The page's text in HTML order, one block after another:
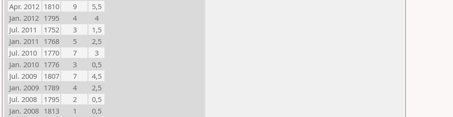
Apr. 2012 1810 9
5,5
Jan. 2012 1795 4
4
Jul. 2011
1752 3
1,5
Jan. 2011
1768 5
2,5
Jul. 2010
1770 7
3
Jan. 2010 1776 3
0,5
Jul. 2009
1807 7
4,5
Jan. 2009 1789 4
2,5
Jul. 2008
1795 2
0,5
Jan. 2008 1813 1
0,5